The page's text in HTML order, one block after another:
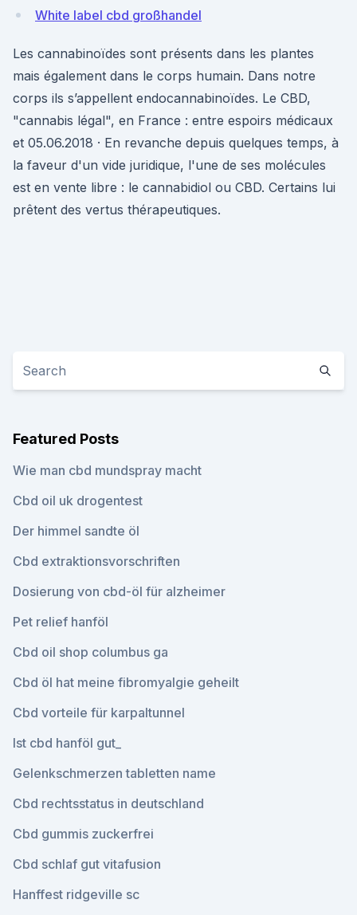
White label cbd großhandel
Les cannabinoïdes sont présents dans les plantes
mais également dans le corps humain. Dans notre
corps ils s’appellent endocannabinoïdes. Le CBD,
"cannabis légal", en France : entre espoirs médicaux
et 05.06.2018 · En revanche depuis quelques temps, à
la faveur d'un vide juridique, l'une de ses molécules
est en vente libre : le cannabidiol ou CBD. Certains lui
prêtent des vertus thérapeutiques.
Featured Posts
Wie man cbd mundspray macht
Cbd oil uk drogentest
Der himmel sandte öl
Cbd extraktionsvorschriften
Dosierung von cbd-öl für alzheimer
Pet relief hanföl
Cbd oil shop columbus ga
Cbd öl hat meine fibromyalgie geheilt
Cbd vorteile für karpaltunnel
Ist cbd hanföl gut_
Gelenkschmerzen tabletten name
Cbd rechtsstatus in deutschland
Cbd gummis zuckerfrei
Cbd schlaf gut vitafusion
Hanffest ridgeville sc